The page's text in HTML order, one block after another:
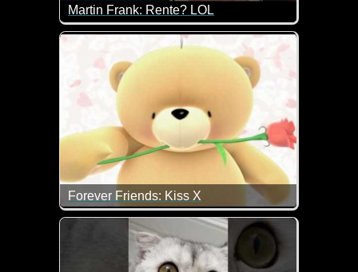
Martin Frank: Rente? LOL
Er spricht uns hier wohl allen aus der Seele. Die
Forever Friends: Kiss X
Zum Weltknuddeltag gibt es heute einen dicken